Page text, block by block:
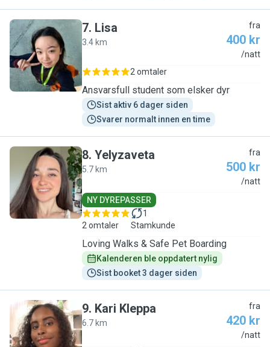
L
7. Lisa
3.4 km
fra
400 kr
/natt
2 omtaler
Ansvarsfull student som elsker dyr
Sist aktiv 6 dager siden
Svarer normalt innen en time
Y
8. Yelyzaveta
5.7 km
fra
500 kr
/natt
NY DYREPASSER
2 omtaler
1
Stamkunde
Loving Walks & Safe Pet Boarding
Kalenderen ble oppdatert nylig
Sist booket 3 dager siden
K
9. Kari Kleppa
6.7 km
fra
420 kr
/natt